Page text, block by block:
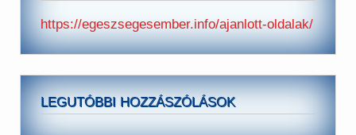
https://egeszsegesember.info/ajanlott-oldalak/
LEGUTÓBBI HOZZÁSZÓLÁSOK